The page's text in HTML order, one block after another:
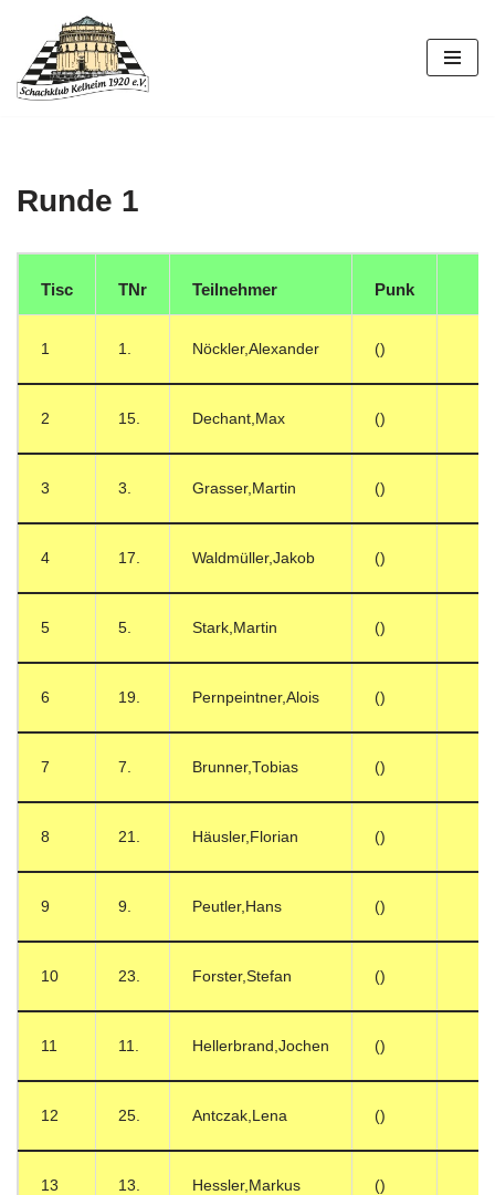
Zum
Inhalt
Runde 1
Tisc TNr Teilnehmer Punk
1 1. Nöckler,Alexander ()
2 15. Dechant,Max ()
3 3. Grasser,Martin ()
4 17. Waldmüller,Jakob ()
5 5. Stark,Martin ()
6 19. Pernpeintner,Alois ()
7 7. Brunner,Tobias ()
8 21. Häusler,Florian ()
9 9. Peutler,Hans ()
10 23. Forster,Stefan ()
11 11. Hellerbrand,Jochen ()
12 25. Antczak,Lena ()
13 13. Hessler,Markus ()